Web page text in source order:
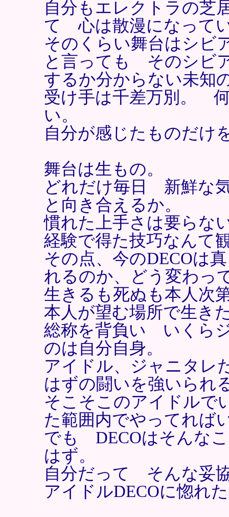
自分もエレクトラの芝
て 心は散漫になって
そのくらい舞台はシビ
と言っても そのシビ
するか分からない未知
受け手は千差万別。
い。
自分が感じたものだ
舞台は生もの。
どれだけ毎日 新鮮な
と向き合えるか。
慣れた上手さは要らな
経験で得た技巧なんて
その点、今のDECOは
れるのか、どう変わっ
生きるも死ぬも本人次
本人が望む場所で生き
総称を背負い いくら
のは自分自身。
アイドル、ジャニタ
はずの闘いを強いられ
そこそこのアイドルで
た範囲内でやってれば
でも DECOはそんな
はず。
自分だって そんな妥
アイドルDECOに惚れ